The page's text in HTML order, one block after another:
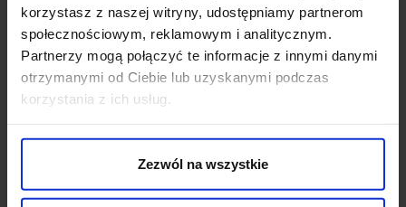
korzystasz z naszej witryny, udostępniamy partnerom
społecznościowym, reklamowym i analitycznym.
Partnerzy mogą połączyć te informacje z innymi danymi
otrzymanymi od Ciebie lub uzyskanymi podczas
korzystania z ich usług.
Zezwól na wszystkie
OPINIE O PRODUKCIE: SPINKA
SPIRANO MANKIET BMC-014
Weryfikacja pochodzenia opinii nie jest dokonywana.
Ten produkt nie ma jeszcze opinii, dodaj opinię, bądź
pierwszy!
DODAJ OPINIĘ